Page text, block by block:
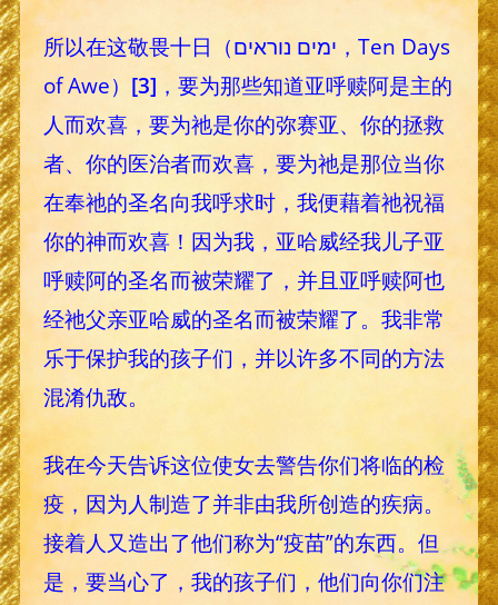
所以在这敬畏十日（ימים נוראים‎，Ten Days
of Awe） [3] ，要为那些知道亚呼赎阿是主的
人而欢喜，要为祂是你的弥赛亚、你的拯救
者、你的医治者而欢喜，要为祂是那位当你
在奉祂的圣名向我呼求时，我便藉着祂祝福
你的神而欢喜！因为我，亚哈威经我儿子亚
呼赎阿的圣名而被荣耀了，并且亚呼赎阿也
经祂父亲亚哈威的圣名而被荣耀了。我非常
乐于保护我的孩子们，并以许多不同的方法
混淆仇敌。
我在今天告诉这位使女去警告你们将临的检
疫，因为人制造了并非由我所创造的疾病。
接着人又造出了他们称为“疫苗”的东西。但
是，要当心了，我的孩子们，他们向你们注